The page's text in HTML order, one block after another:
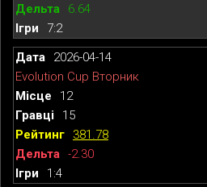
6.64
7:2
2026-04-14
Evolution Cup Вторник
12
15
381.78
-2.30
1:4